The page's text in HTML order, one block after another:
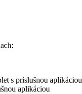
s príslušnou aplikáciou
aplikáciou